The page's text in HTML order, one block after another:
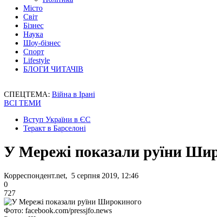
Місто
Світ
Бізнес
Наука
Шоу-бізнес
Спорт
Lifestyle
БЛОГИ ЧИТАЧІВ
СПЕЦТЕМА: Війна в Ірані
ВСІ ТЕМИ
Вступ України в ЄС
Теракт в Барселоні
У Мережі показали руїни
Корреспондент.net, 5 серпня 2019, 12:46
0
727
Фото: facebook.com/pressjfo.news